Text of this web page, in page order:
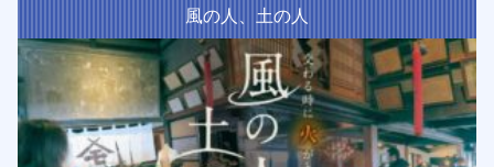
風の人、土の人